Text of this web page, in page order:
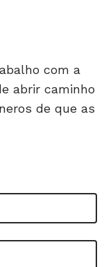
com a
abrir caminho
de que as